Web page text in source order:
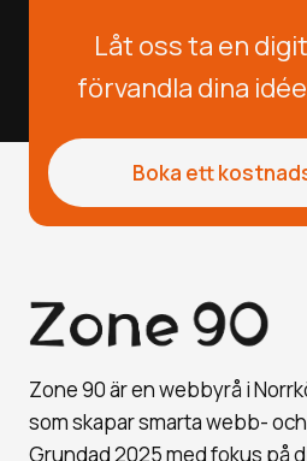
Låt oss ta en
förvandla dina
Boka ett
Zone 90 är en webbyrå i
som skapar smarta webb-
Grundad 2025 med fokus på